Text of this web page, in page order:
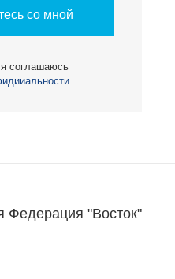
со мной
соглашаюсь
Федерация "Восток"